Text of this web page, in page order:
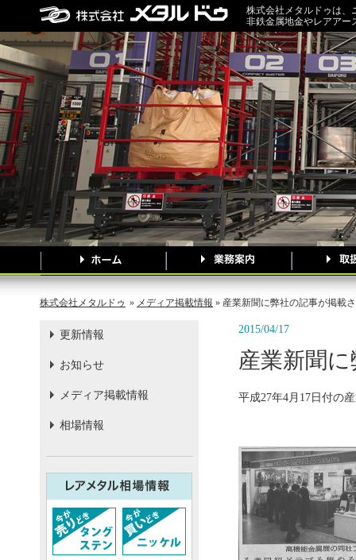
株式会社メタルドゥは、
非鉄金属地金やレアアー
株式会社メタルドゥ » メディア掲載情報 » 産業新聞に弊社の記事が掲載
更新情報
お知らせ
メディア掲載情報
相場情報
2015/04/17
産業新聞
平成27年4月17日付の